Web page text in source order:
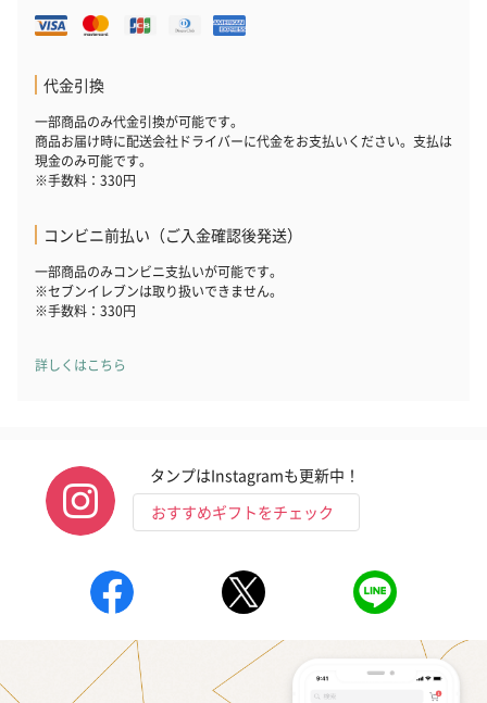
代金引換
一部商品のみ代金引換が可能です。
商品お届け時に配送会社ドライバーに代金をお支払いください。支払は
現金のみ可能です。
※手数料：330円
コンビニ前払い（ご入金確認後発送）
一部商品のみコンビニ支払いが可能です。
※セブンイレブンは取り扱いできません。
※手数料：330円
詳しくはこちら
タンプはInstagramも更新中！
おすすめギフトをチェック